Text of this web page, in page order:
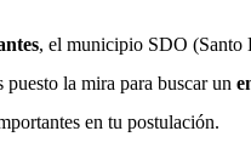
, el municipio SDO (Santo
la mira para buscar un
en tu postulación.